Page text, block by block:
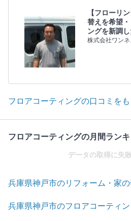
【フローリ
替えを希望
ングを新調
株式会社ワンネ
フロアコーティングの口コミを
フロアコーティングの月間ラン
データの取得に失
兵庫県神戸市のリフォーム・家
兵庫県神戸市のフロアコーティ